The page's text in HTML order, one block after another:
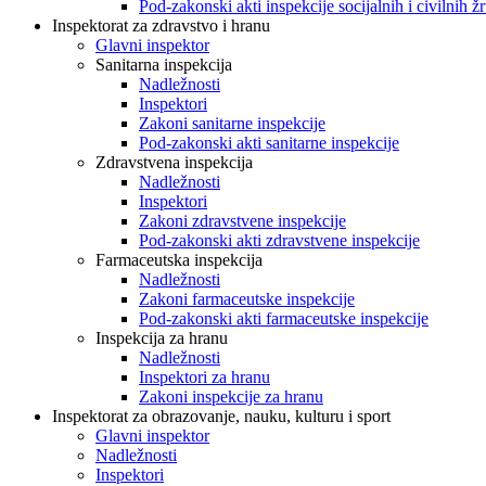
Pod-zakonski akti inspekcije socijalnih i civilnih
Inspektorat za zdravstvo i hranu
Glavni inspektor
Sanitarna inspekcija
Nadležnosti
Inspektori
Zakoni sanitarne inspekcije
Pod-zakonski akti sanitarne inspekcije
Zdravstvena inspekcija
Nadležnosti
Inspektori
Zakoni zdravstvene inspekcije
Pod-zakonski akti zdravstvene inspekcije
Farmaceutska inspekcija
Nadležnosti
Zakoni farmaceutske inspekcije
Pod-zakonski akti farmaceutske inspekcije
Inspekcija za hranu
Nadležnosti
Inspektori za hranu
Zakoni inspekcije za hranu
Inspektorat za obrazovanje, nauku, kulturu i sport
Glavni inspektor
Nadležnosti
Inspektori